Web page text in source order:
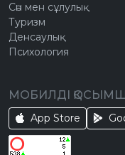
Сән мен сұлулық
Туризм
Денсаулық
Психология
МОБИЛДІ
App Store